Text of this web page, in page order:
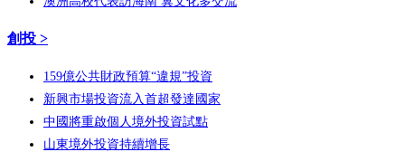
創投 >
159億公共財政預算“違規”投資
新興市場投資流入首超發達國家
中國將重啟個人境外投資試點
山東境外投資持續增長